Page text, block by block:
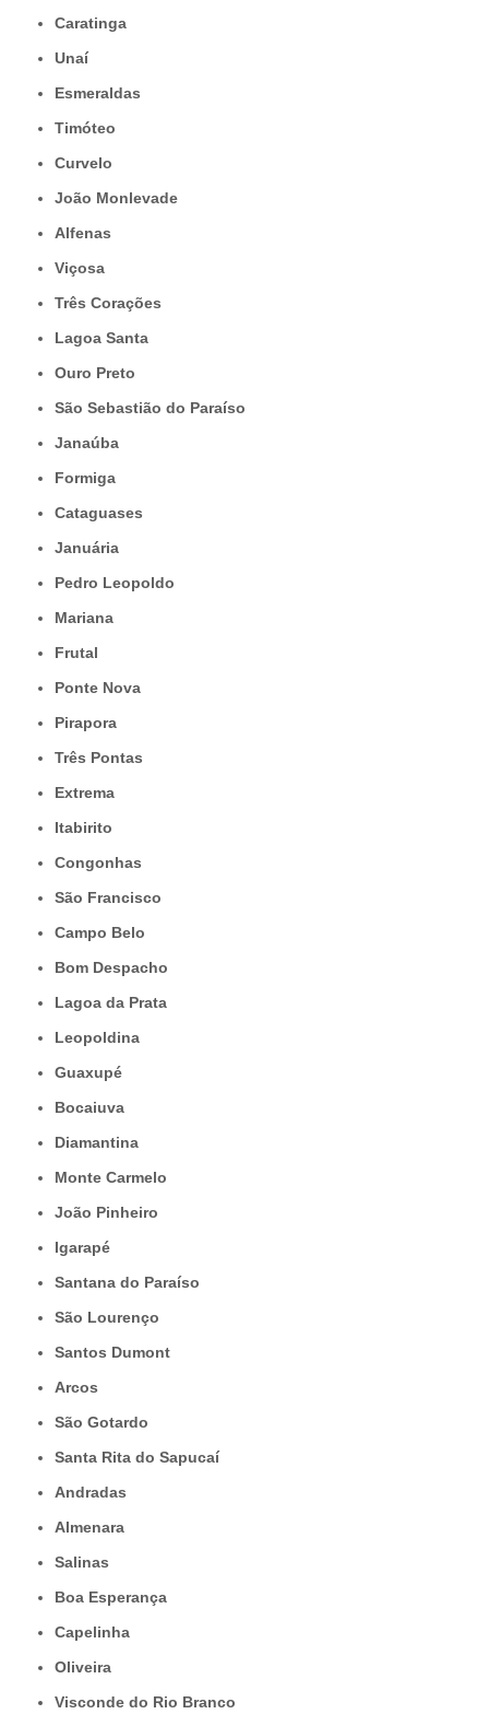
Caratinga
Unaí
Esmeraldas
Timóteo
Curvelo
João Monlevade
Alfenas
Viçosa
Três Corações
Lagoa Santa
Ouro Preto
São Sebastião do Paraíso
Janaúba
Formiga
Cataguases
Januária
Pedro Leopoldo
Mariana
Frutal
Ponte Nova
Pirapora
Três Pontas
Extrema
Itabirito
Congonhas
São Francisco
Campo Belo
Bom Despacho
Lagoa da Prata
Leopoldina
Guaxupé
Bocaiuva
Diamantina
Monte Carmelo
João Pinheiro
Igarapé
Santana do Paraíso
São Lourenço
Santos Dumont
Arcos
São Gotardo
Santa Rita do Sapucaí
Andradas
Almenara
Salinas
Boa Esperança
Capelinha
Oliveira
Visconde do Rio Branco